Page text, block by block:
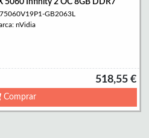
5060 Infinity 2 OC 8GB DDR7
GB2063L
nVidia
518,55 €
Comprar